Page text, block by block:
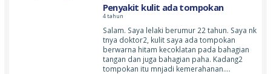
Penyakit kulit ada tompokan
4 tahun
Salam. Saya lelaki berumur 22 tahun. Saya nk
tnya doktor2, kulit saya ada tompokan
berwarna hitam kecoklatan pada bahagian
tangan dan juga bahagian paha. Kadang2
tompokan itu mnjadi kemerahanan.…